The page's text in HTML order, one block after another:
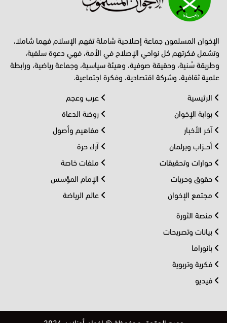
الإخوان المسلمون جماعة إصلاحية شاملة تفهم الإسلام فهما شاملا،
وتشمل فكرتهم كل نواحي الإصلاح في الأمة، فهي دعوة سلفية،
وطريقة سُنية، وحقيقة صوفية، وهيئة سياسية، وجماعة رياضية، ورابطة
علمية ثقافية، وشركة اقتصادية، وفكرة اجتماعية.
الرئيسية
بوابة الإخوان
آخر الأخبار
أحــزاب وبرلمان
حوارات وتحقيقات
حقوق وحريات
مجتمع الإخوان
عرب وعجم
روضة الدعاة
مفاهيم وأصول
آراء حرة
ملفات خاصة
الإمام المؤسس
عالم الرياضة
منصة الثورة
بيانات وتصريحات
بانوراما
فكرية وتربوية
فيديو